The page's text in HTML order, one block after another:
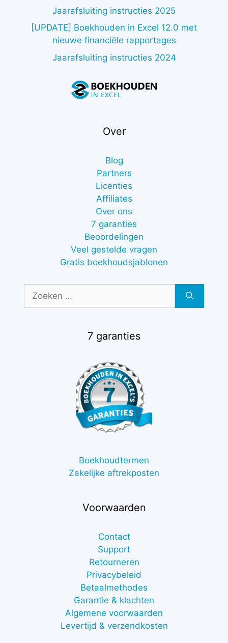
Jaarafsluiting instructies 2025
[UPDATE] Boekhouden in Excel 12.0 met
nieuwe financiële rapportages
Jaarafsluiting instructies 2024
Over
Blog
Partners
Licenties
Affiliates
Over ons
7 garanties
Beoordelingen
Veel gestelde vragen
Gratis boekhoudsjablonen
naar:
7 garanties
Boekhoudtermen
Zakelijke aftrekposten
Voorwaarden
Contact
Support
Retourneren
Privacybeleid
Betaalmethodes
Garantie & klachten
Algemene voorwaarden
Levertijd & verzendkosten